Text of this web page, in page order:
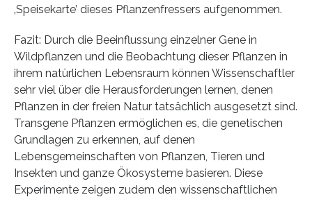
‚Speisekarte’ dieses Pflanzenfressers aufgenommen.
Fazit: Durch die Beeinflussung einzelner Gene in
Wildpflanzen und die Beobachtung dieser Pflanzen in
ihrem natürlichen Lebensraum können Wissenschaftler
sehr viel über die Herausforderungen lernen, denen
Pflanzen in der freien Natur tatsächlich ausgesetzt sind.
Transgene Pflanzen ermöglichen es, die genetischen
Grundlagen zu erkennen, auf denen
Lebensgemeinschaften von Pflanzen, Tieren und
Insekten und ganze Ökosysteme basieren. Diese
Experimente zeigen zudem den wissenschaftlichen